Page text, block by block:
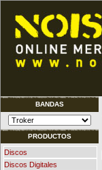
BANDAS
PRODUCTOS
Discos
Discos Digitales